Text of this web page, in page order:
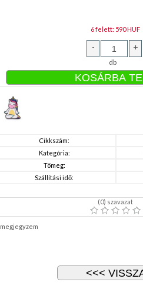
6 felett: 590 HUF
- +
db
Cikkszám:
Kategória:
Tömeg:
Szállítási idő:
(0) szavazat
megjegyzem